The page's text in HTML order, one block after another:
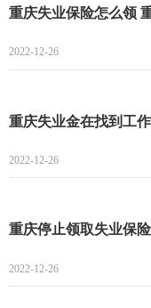
重庆失业保险怎么领
2022-12-26
2022-12-26
重庆停止领取失业保
2022-12-26